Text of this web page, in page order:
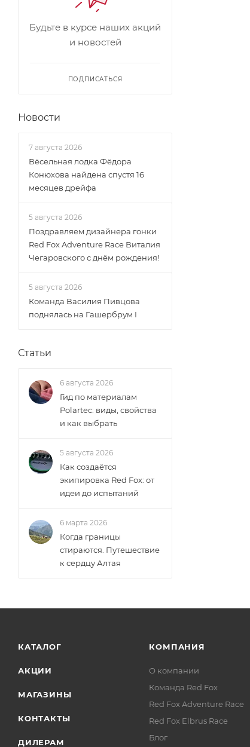
Будьте в курсе наших акций
и новостей
ПОДПИСАТЬСЯ
Новости
7 августа 2026
Вёсельная лодка Фёдора
Конюхова найдена спустя 16
месяцев дрейфа
5 августа 2026
Поздравляем дизайнера гонки
Red Fox Adventure Race Виталия
Чегаровского с днём рождения!
5 августа 2026
Команда Василия Пивцова
поднялась на Гашербрум I
Статьи
6 августа 2026
Гид по материалам
Polartec: виды, свойства
и как выбрать
5 августа 2026
Как создаётся
экипировка Red Fox: от
идеи до испытаний
6 марта 2026
Когда границы
стираются. Путешествие
к сердцу Алтая
КАТАЛОГ
АКЦИИ
МАГАЗИНЫ
КОНТАКТЫ
ДИЛЕРАМ
КОМПАНИЯ
О компании
Команда Red Fox
Red Fox Adventure Race
Red Fox Elbrus Race
Блог